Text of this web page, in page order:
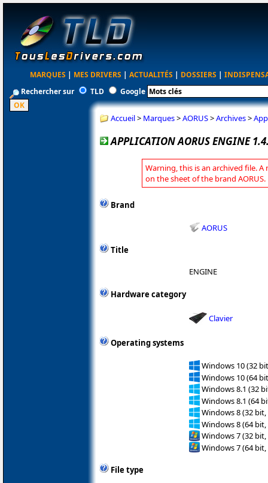
MARQUES | MES DRIVERS | ACTUALITÉS | DOSSIERS |
Rechercher sur
TLD Google
Accueil> Marques>AORUS>Archives>
APPLICATION AORUS ENGINE
Warning, this is an archived file. A
on the sheet of the brand AORUS.
Brand
AORUS
Title
ENGINE
Hardware category
Clavier
Operating systems
Windows 10 (32
Windows 10 (64
Windows 8.1 (32
Windows 8.1 (64
Windows 8 (32 bit,
Windows 8 (64 bit,
Windows 7 (32 bit,
Windows 7 (64 bit,
File type